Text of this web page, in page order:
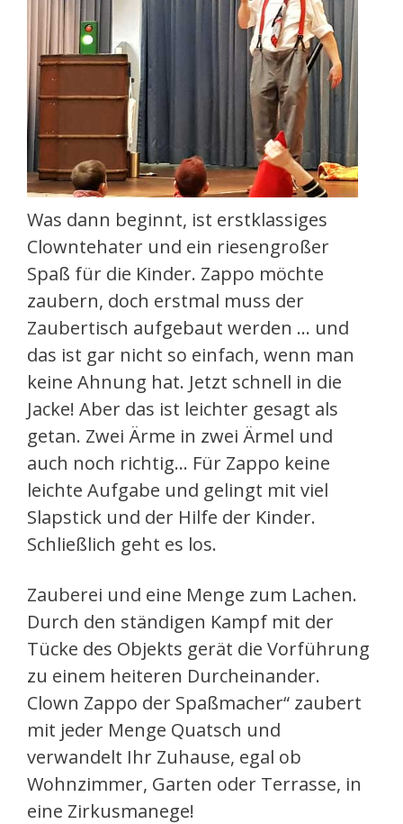
Was dann beginnt, ist erstklassiges
Clowntehater und ein riesengroßer
Spaß für die Kinder. Zappo möchte
zaubern, doch erstmal muss der
Zaubertisch aufgebaut werden … und
das ist gar nicht so einfach, wenn man
keine Ahnung hat. Jetzt schnell in die
Jacke! Aber das ist leichter gesagt als
getan. Zwei Ärme in zwei Ärmel und
auch noch richtig… Für Zappo keine
leichte Aufgabe und gelingt mit viel
Slapstick und der Hilfe der Kinder.
Schließlich geht es los.
Zauberei und eine Menge zum Lachen.
Durch den ständigen Kampf mit der
Tücke des Objekts gerät die Vorführung
zu einem heiteren Durcheinander.
Clown Zappo der Spaßmacher“ zaubert
mit jeder Menge Quatsch und
verwandelt Ihr Zuhause, egal ob
Wohnzimmer, Garten oder Terrasse, in
eine Zirkusmanege!